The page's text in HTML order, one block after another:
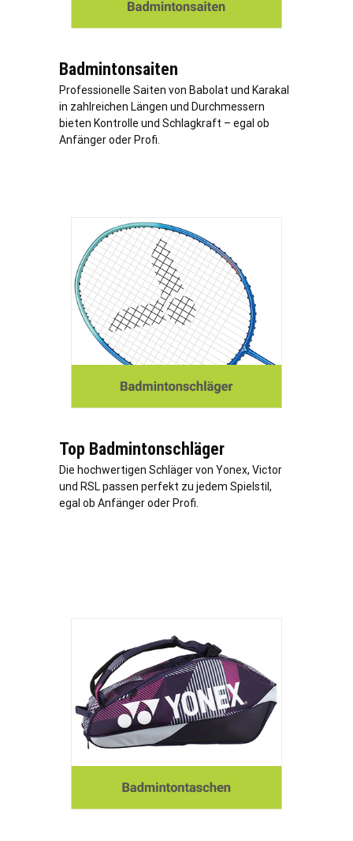
Badmintonsaiten
Professionelle Saiten von Babolat und Karakal
in zahlreichen Längen und Durchmessern
bieten Kontrolle und Schlagkraft – egal ob
Anfänger oder Profi.
Top Badmintonschläger
Die hochwertigen Schläger von Yonex, Victor
und RSL passen perfekt zu jedem Spielstil,
egal ob Anfänger oder Profi.